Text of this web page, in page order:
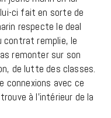
ci fait en sorte de
respecte le deal
contrat remplie, le
remonter sur son
de lutte des classes.
connexions avec ce
à l’intérieur de la